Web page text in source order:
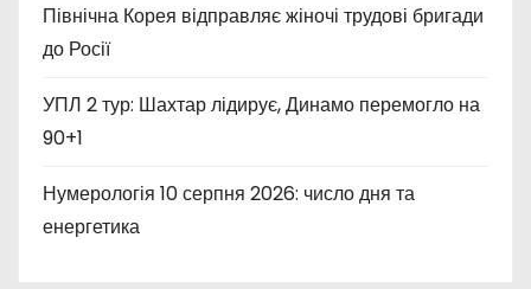
Північна Корея відправляє жіночі трудові бригади
до Росії
УПЛ 2 тур: Шахтар лідирує, Динамо перемогло на
90+1
Нумерологія 10 серпня 2026: число дня та
енергетика